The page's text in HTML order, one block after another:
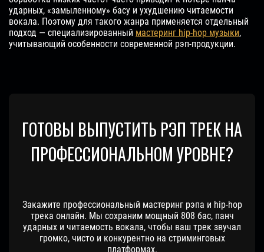
ударных, «замыленному» басу и ухудшению читаемости
вокала. Поэтому для такого жанра применяется отдельный
подход — специализированный мастеринг hip-hop музыки,
учитывающий особенности современной рэп-продукции.
ГОТОВЫ ВЫПУСТИТЬ РЭП ТРЕК НА
ПРОФЕССИОНАЛЬНОМ УРОВНЕ?
Закажите профессиональный мастеринг рэпа и hip-hop
трека онлайн. Мы сохраним мощный 808 бас, панч
ударных и читаемость вокала, чтобы ваш трек звучал
громко, чисто и конкурентно на стриминговых
платформах.